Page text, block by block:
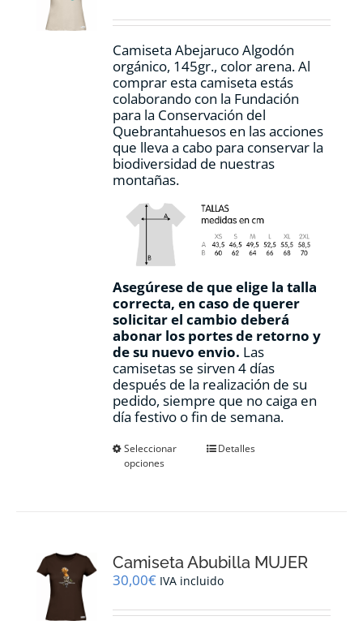
en
página
de
producto
Camiseta Abejaruco Algodón
orgánico, 145gr., color arena. Al
comprar esta camiseta estás
colaborando con la Fundación
para la Conservación del
Quebrantahuesos en las acciones
que lleva a cabo para conservar la
biodiversidad de nuestras
montañas.
Asegúrese de que elige la talla
correcta, en caso de querer
solicitar el cambio deberá
abonar los portes de retorno y
de su nuevo envio. Las
camisetas se sirven 4 días
después de la realización de su
pedido, siempre que no caiga en
día festivo o fin de semana.
Seleccionar
opciones
Este
se
pueden
en
Detalles
Camiseta Abubilla MUJER
30,00€ IVA incluido